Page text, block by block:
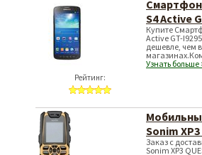
Рейтинг:
Смартфон
S4 Active
Купите
Active GT-
дешевле, чем
Узнать больше
Sonim XP3
Заказ с
Sonim XP3